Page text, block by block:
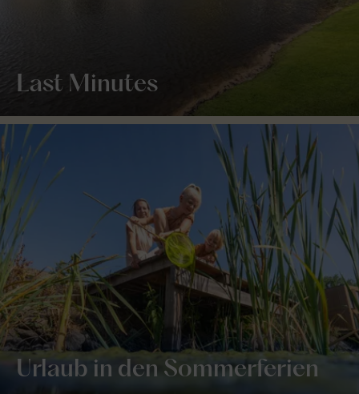
Last Minutes
Urlaub in den Sommerferien